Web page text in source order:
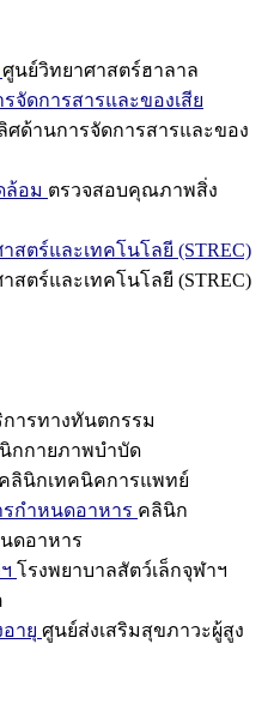
ศูนย์วิทยาศาสตร์ฮาลาล
จัดการสารและของเสีย
ศด้านการจัดการสารและของ
ล้อม ตรวจสอบคุณภาพสิ่ง
สตร์และเทคโนโลยี (STREC)
สตร์และเทคโนโลยี (STREC)
การทางทันตกรรม
กกายภาพบำบัด
คลินิกเทคนิคการแพทย์
กำหนดอาหาร คลินิก
ดอาหาร
โรงพยาบาลสัตว์เล็กจุฬาฯ
ายุ ศูนย์ส่งเสริมสุขภาวะผู้สูง